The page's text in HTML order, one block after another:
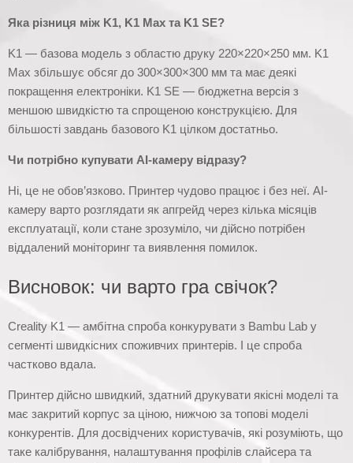
Яка різниця між K1, K1 Max та K1 SE?
K1 — базова модель з областю друку 220×220×250 мм. K1
Max збільшує обсяг до 300×300×300 мм та має деякі
покращення електроніки. K1 SE — бюджетна версія з
меншою швидкістю та спрощеною конструкцією. Для
більшості завдань базового K1 цілком достатньо.
Чи потрібно купувати AI-камеру відразу?
Ні, це не обов’язково. Принтер чудово працює і без неї. AI-
камеру варто розглядати як апгрейд через кілька місяців
експлуатації, коли стане зрозуміло, чи дійсно потрібен
віддалений моніторинг та виявлення помилок.
Висновок: чи варто гра свічок?
Creality K1 — амбітна спроба конкурувати з Bambu Lab у
сегменті швидкісних споживчих принтерів. І це спроба
частково вдала.
Принтер дійсно швидкий, здатний друкувати якісні моделі та
має закритий корпус за ціною, нижчою за топові моделі
конкурентів. Для досвідчених користувачів, які розуміють, що
таке калібрування, налаштування профілів слайсера та